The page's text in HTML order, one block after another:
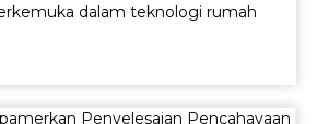
dalam teknologi rumah